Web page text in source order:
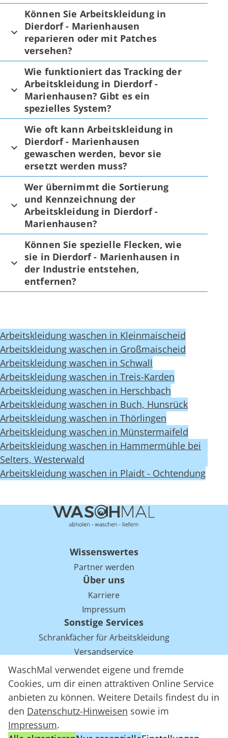
WaschMal verwendet eigene und fremde
Cookies, um dir einen attraktiven Online Service
anbieten zu können. Weitere Details findest du in
den Datenschutz-Hinweisen sowie im
Impressum.
Können Sie Arbeitskleidung in
Dierdorf - Marienhausen
reparieren oder mit Patches
versehen?
Wie funktioniert das Tracking der
Arbeitskleidung in Dierdorf -
Marienhausen? Gibt es ein
spezielles System?
Wie oft kann Arbeitskleidung in
Dierdorf - Marienhausen
gewaschen werden, bevor sie
ersetzt werden muss?
Wer übernimmt die Sortierung
und Kennzeichnung der
Arbeitskleidung in Dierdorf -
Marienhausen?
Können Sie spezielle Flecken, wie
sie in Dierdorf - Marienhausen in
der Industrie entstehen,
entfernen?
Arbeitskleidung waschen in Kleinmaischeid
Arbeitskleidung waschen in Großmaischeid
Arbeitskleidung waschen in Schwall
Arbeitskleidung waschen in Treis-Karden
Arbeitskleidung waschen in Herschbach
Arbeitskleidung waschen in Buch, Hunsrück
Arbeitskleidung waschen in Thörlingen
Arbeitskleidung waschen in Münstermaifeld
Arbeitskleidung waschen in Hammermühle bei
Selters, Westerwald
Arbeitskleidung waschen in Plaidt - Ochtendung
Wissenswertes
Partner werden
Über uns
Karriere
Impressum
Sonstige Services
Schrankfächer für Arbeitskleidung
Versandservice
Einsparpotentiale für Mietwäsche bei Arbeitskleidung
Arbeitskleidung Tracking mit RFID
WaschMal GmbH 2016 – 2026
Datenschutz